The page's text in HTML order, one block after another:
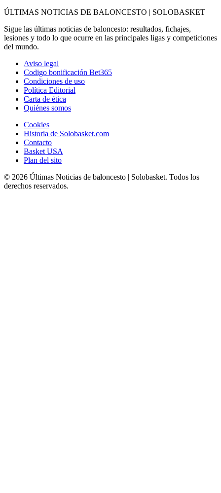
ÚLTIMAS NOTICIAS DE BALONCESTO | SOLOBASKET
Sigue las últimas noticias de baloncesto: resultados, fichajes,
lesiones y todo lo que ocurre en las principales ligas y competiciones
del mundo.
Aviso legal
Codigo bonificación Bet365
Condiciones de uso
Política Editorial
Carta de ética
Quiénes somos
Cookies
Historia de Solobasket.com
Contacto
Basket USA
Plan del sito
© 2026 Últimas Noticias de baloncesto | Solobasket. Todos los
derechos reservados.